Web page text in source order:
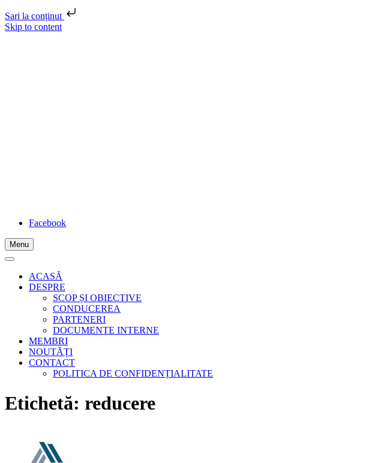
Sari la conținut
Skip to content
Facebook
Menu
ACASĂ
DESPRE
SCOP ȘI OBIECTIVE
CONDUCEREA
PARTENERI
DOCUMENTE INTERNE
MEMBRI
NOUTĂȚI
CONTACT
POLITICA DE CONFIDENȚIALITATE
Etichetă: reducere